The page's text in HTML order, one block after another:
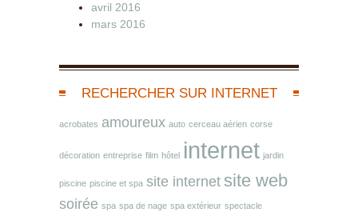
avril 2016
mars 2016
RECHERCHER SUR INTERNET
acrobates amoureux auto cerceau aérien corse
décoration entreprise film hôtel internet jardin
piscine piscine et spa site internet site web
soirée spa spa de nage spa extérieur spectacle